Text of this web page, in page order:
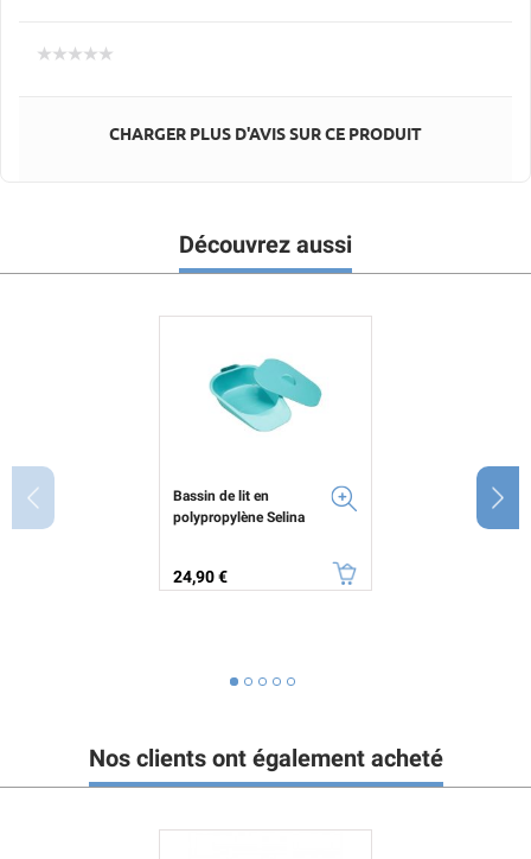
CHARGER PLUS D'AVIS SUR CE PRODUIT
Découvrez aussi
Bassin de lit en
polypropylène Selina
Prix
24,90 €
Nos clients ont également acheté